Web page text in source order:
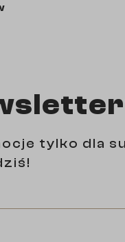
tylko dla